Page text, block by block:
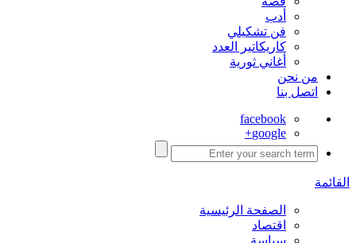
أدب
فن تشكيلي
كاريكاتير العدد
أغاني ثورية
من نحن
اتصل بنا
facebook
google+
القائمة
الصفحة الرئيسية
اقتصاد
سياسة